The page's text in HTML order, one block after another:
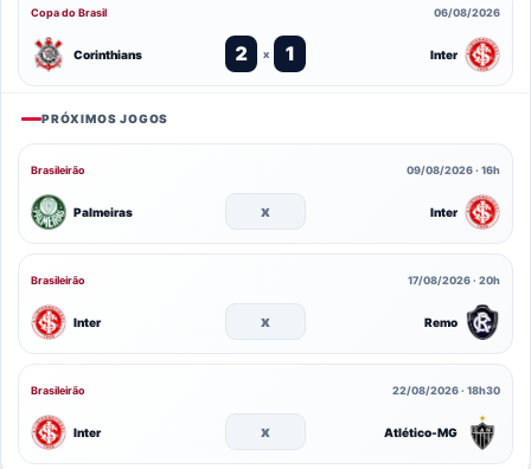
Copa do Brasil 06/08/2026
Corinthians 2 x 1 Inter
PRÓXIMOS JOGOS
Brasileirão 09/08/2026 · 16h
Palmeiras x Inter
Brasileirão 17/08/2026 · 20h
Inter x Remo
Brasileirão 22/08/2026 · 18h30
Inter x Atlético-MG